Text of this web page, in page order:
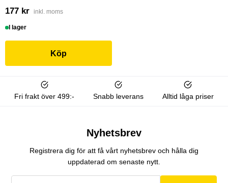
177 kr inkl. moms
I lager
Köp
Fri frakt över 499:- Snabb leverans Alltid låga priser
Nyhetsbrev
Registrera dig för att få vårt nyhetsbrev och hålla dig
uppdaterad om senaste nytt.